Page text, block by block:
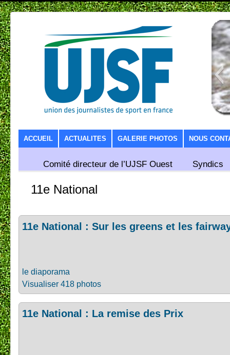
SKIP TO CONTENT
ACCUEIL ACTUALITES GALERIE PHOTOS NOUS
Comité directeur de l’UJSF Ouest Syndics
11e National
11e National : Sur les greens et les
le diaporama
Visualiser 418 photos
11e National : La remise des Prix